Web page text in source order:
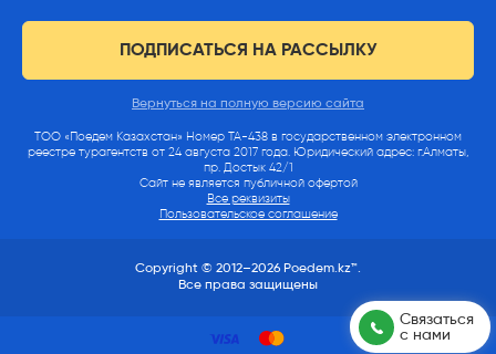
Связаться
с нами
ПОДПИСАТЬСЯ НА РАССЫЛКУ
Вернуться на полную версию сайта
ТОО «Поедем Казахстан» Номер ТА-438 в государственном электронном
реестре турагентств от 24 августа 2017 года. Юридический адрес: г.Алматы,
пр. Достык 42/1
Сайт не является публичной офертой
Все реквизиты
Пользовательское соглашение
Copyright © 2012–2026 Poedem.kz™.
Все права защищены